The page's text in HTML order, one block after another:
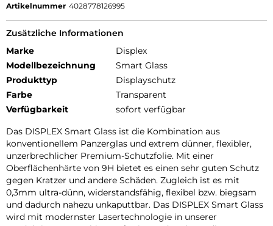
Artikelnummer 4028778126995
Zusätzliche Informationen
Marke
Displex
Modellbezeichnung
Smart Glass
Produkttyp
Displayschutz
Farbe
Transparent
Verfügbarkeit
sofort verfügbar
Das DISPLEX Smart Glass ist die Kombination aus
konventionellem Panzerglas und extrem dünner, flexibler,
unzerbrechlicher Premium-Schutzfolie. Mit einer
Oberflächenhärte von 9H bietet es einen sehr guten Schutz
gegen Kratzer und andere Schäden. Zugleich ist es mit
0,3mm ultra-dünn, widerstandsfähig, flexibel bzw. biegsam
und dadurch nahezu unkaputtbar. Das DISPLEX Smart Glass
wird mit modernster Lasertechnologie in unserer